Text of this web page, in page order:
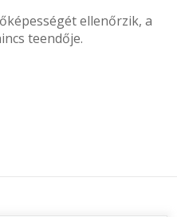
ellenőrzik, a
teendője.